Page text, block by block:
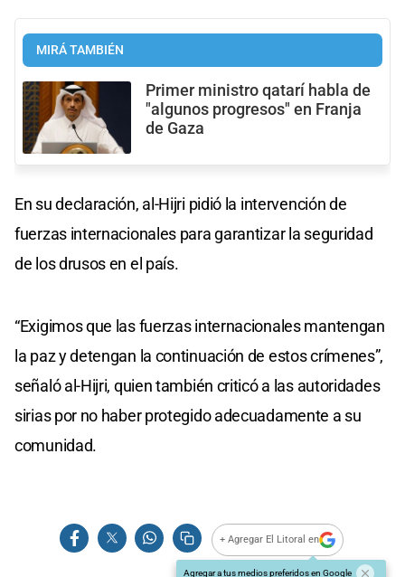
MIRÁ TAMBIÉN
Primer ministro qatarí habla de
"algunos progresos" en Franja
de Gaza
En su declaración, al-Hijri pidió la intervención de
fuerzas internacionales para garantizar la seguridad
de los drusos en el país.
“Exigimos que las fuerzas internacionales mantengan
la paz y detengan la continuación de estos crímenes”,
señaló al-Hijri, quien también criticó a las autoridades
sirias por no haber protegido adecuadamente a su
comunidad.
+ Agregar El Litoral en
Agregar a tus medios preferidos en Google